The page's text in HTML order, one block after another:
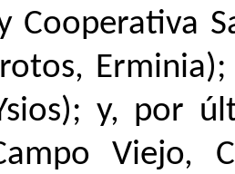
Cooperativa
y, por
Viejo,